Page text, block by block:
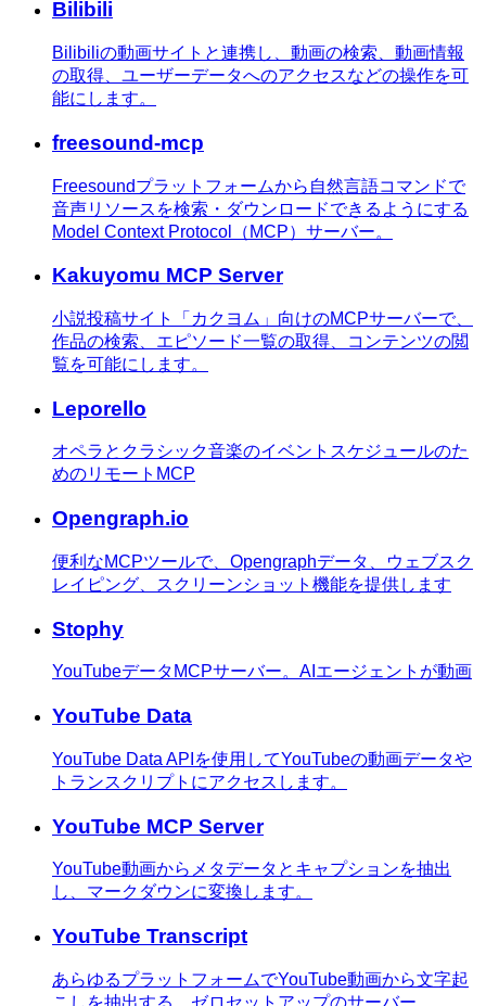
Bilibili
Bilibiliの動画サイトと連携し、動画の検索、動画情報
の取得、ユーザーデータへのアクセスなどの操作を可
能にします。
freesound-mcp
Freesoundプラットフォームから自然言語コマンドで
音声リソースを検索・ダウンロードできるようにする
Model Context Protocol（MCP）サーバー。
Kakuyomu MCP Server
小説投稿サイト「カクヨム」向けのMCPサーバーで、
作品の検索、エピソード一覧の取得、コンテンツの閲
覧を可能にします。
Leporello
オペラとクラシック音楽のイベントスケジュールのた
めのリモートMCP
Opengraph.io
便利なMCPツールで、Opengraphデータ、ウェブスク
レイピング、スクリーンショット機能を提供します
Stophy
YouTubeデータMCPサーバー。AIエージェントが動画
YouTube Data
YouTube Data APIを使用してYouTubeの動画データや
トランスクリプトにアクセスします。
YouTube MCP Server
YouTube動画からメタデータとキャプションを抽出
し、マークダウンに変換します。
YouTube Transcript
あらゆるプラットフォームでYouTube動画から文字起
こしを抽出する、ゼロセットアップのサーバー。